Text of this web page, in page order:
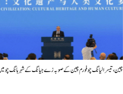
چین، تیسرا لیانگ چو فورم چین کے صوبہ زے جیانگ کے شہر ہانگ چو